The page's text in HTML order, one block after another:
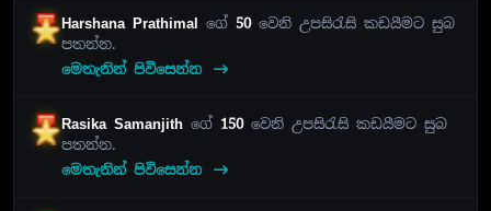
Harshana Prathimal ගේ 50වෙනි උපසිරැසි කඩයීමට සුබ
පතන්න.
මෙතැනින් පිවිසෙන්න
Rasika Samanjithගේ 150වෙනි උපසිරැසි කඩයීමට සුබ
පතන්න.
මෙතැනින් පිවිසෙන්න